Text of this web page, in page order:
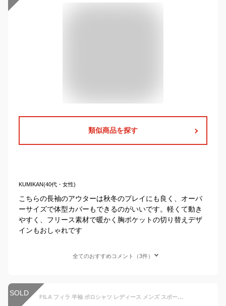
類似商品を探す
KUMIKAN(40代・女性)
こちらの長袖のアウターは秋冬のプレイにも良く、オーバ
ーサイズで体型カバーもできるのがいいです。軽くて動き
やすく、フリース素材で暖かく胸ポケットの切り替えデザ
インもおしゃれです
全てのおすすめコメント（3件）
SOLD FILA フィラ 半袖 ポロシャツ レディース メンズ スポーツブランド ゴルフウェア ビッグシルエット オーバーサイズ 大きめ ゆったり 綿100% 抗菌防臭 接触冷感 ボタンダウン ユニセックス 韓国 おしゃれ シンプル トップス 大きいサイズ 3L 白 黒 ネイビー 学生